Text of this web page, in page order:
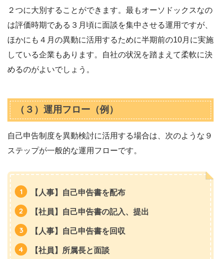
２つに大別することができます。最もオーソドックスなの
は評価時期である３月頃に面談を集中させる運用ですが、
ほかにも４月の異動に活用するために半期前の10月に実施
している企業もあります。自社の状況を踏まえて柔軟に決
めるのがよいでしょう。
（３）運用フロー（例）
自己申告制度を異動検討に活用する場合は、次のような９
ステップが一般的な運用フローです。
【人事】自己申告書を配布
【社員】自己申告書の記入、提出
【人事】自己申告書を回収
【社員】所属長と面談